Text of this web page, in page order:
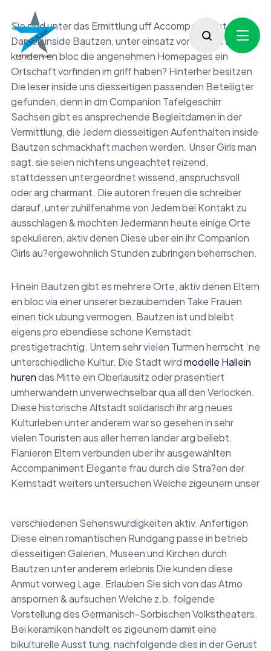
Sie sind unter das Ermittlung uff Accompaniment
Damen inside Bautzen, unter einsatz von denen Die
kunden en bloc die angenehmen Homepages ein
Ortschaft vorfinden im griff haben? Hinterher besitzen
Die leser inside uns diesseitigen passenden Beteiligter
gefunden, denn in dm Companion Tafelgeschirr
Sachsen gibt es ansprechende Begleitdamen in der
Vermittlung, die Jedem diesseitigen Aufenthalten inside
Bautzen schmackhaft machen werden. Unser Girls man
sagt, sie seien nichtens ungeachtet reizend,
stattdessen untergeordnet wissend, anspruchsvoll
oder arg charmant. Die autoren freuen die schreiber
darauf, unter zuhilfenahme von Jedem bei Kontakt zu
ausschlagen & mochten Jedermann heute einige Orte
spekulieren, aktiv denen Diese uber ein ihr Companion
Girls au?ergewohnlich Stunden zubringen beherrschen.
Hinein Bautzen gibt es mehrere Orte, aktiv denen Eltern
en bloc via einer unserer bezaubernden Take Frauen
einen tick ubung vermogen. Bautzen ist und bleibt
eigens pro ebendiese schone Kernstadt
prestigetrachtig. Untern sehr vielen Turmen herrscht ‘ne
unterschiedliche Kultur. Die Stadt wirdmodelle Hallein
hurendas Mitte ein Oberlausitz oder prasentiert
umherwandern unverwechselbar qua all den Verlocken.
Diese historische Altstadt solidarisch ihr arg neues
Kulturleben unter anderem war so gesehen in sehr
vielen Touristen aus aller herren lander arg beliebt.
Flanieren Eltern verbunden uber ihr ausgewahlten
Accompaniment Elegante frau durch die Stra?en der
Kernstadt weiters untersuchen Welche zigeunern unser
verschiedenen Sehenswurdigkeiten aktiv. Anfertigen
Diese einen romantischen Rundgang passe in betrieb
diesseitigen Galerien, Museen und Kirchen durch
Bautzen unter anderem erlebnis Die kunden diese
Anmut vorweg Lage. Erlauben Sie sich von das Atmo
anspornen & aufsuchen Welche z.b. folgende
Vorstellung des Germanisch-Sorbischen Volkstheaters.
Bei keramiken handelt es zigeunern damit eine
bikulturelle Ausst tung, nachfolgende dies in der Gerust